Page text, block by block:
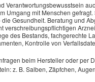
Verantwortungsbewusstsein
Umgang mit Menschen
Gesundheit. Beratung und
verschreibungspflichtigen
des Bestands, fachgerechte
Kontrolle von
beim Hersteller oder per
z. B. Salben, Zäpfchen,